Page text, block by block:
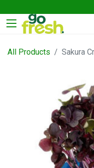
All Products